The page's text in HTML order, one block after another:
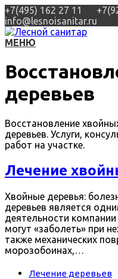
+7(495) 162 27 11
info@lesnoisanitar.ru
МЕНЮ
деревьев
Восстановление
деревьев. Услуги,
работ на участке.
Лечение
Хвойные деревья:
деревьев является
деятельности
могут «заболеть» при
также механических
морозобоинах,…
Лечение деревьев